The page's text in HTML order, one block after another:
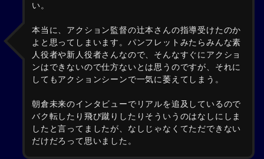
い。
本当に、アクション監督の辻本さんの指導受けたのか
よと思ってしまいます。パンフレットみたらみんな素
人役者や新人役者さんなので、そんなすぐにアクショ
ンはできないので仕方ないとは思うのですが、それに
してもアクションシーンで一気に萎えてしまう。
朝倉未来のインタビューでリアルを追及しているので
バク転したり飛び蹴りしたりそういうのはなしにしま
したと言ってましたが、なしじゃなくてただできない
だけだろって思いました。